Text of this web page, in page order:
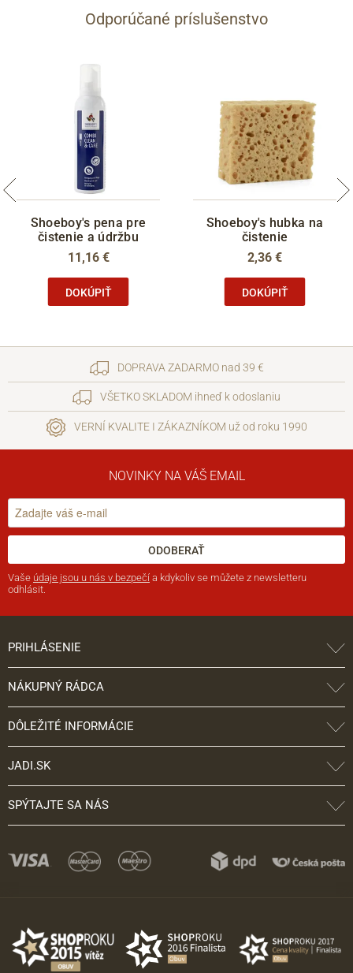
Odporúčané príslušenstvo
Shoeboy's pena pre
čistenie a údržbu
11,16 €
DOKÚPIŤ
Shoeboy's hubka na
čistenie
2,36 €
DOKÚPIŤ
DOPRAVA ZADARMO nad 39 €
VŠETKO SKLADOM ihneď k odoslaniu
VERNÍ KVALITE I ZÁKAZNÍKOM už od roku 1990
NOVINKY NA VÁŠ EMAIL
ODOBERAŤ
Vaše údaje jsou u nás v bezpečí a kdykoliv se můžete z newsletteru
odhlásit.
PRIHLÁSENIE
NÁKUPNÝ RÁDCA
DÔLEŽITÉ INFORMÁCIE
JADI.SK
SPÝTAJTE SA NÁS